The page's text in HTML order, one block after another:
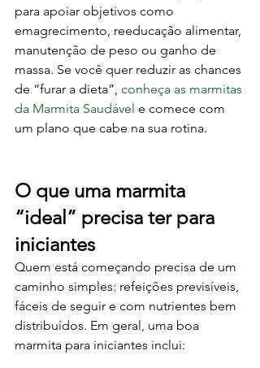
para apoiar objetivos como
emagrecimento, reeducação alimentar,
manutenção de peso ou ganho de
massa. Se você quer reduzir as chances
de “furar a dieta”, conheça as marmitas
da Marmita Saudável e comece com
um plano que cabe na sua rotina.
O que uma marmita
“ideal” precisa ter para
iniciantes
Quem está começando precisa de um
caminho simples: refeições previsíveis,
fáceis de seguir e com nutrientes bem
distribuídos. Em geral, uma boa
marmita para iniciantes inclui: